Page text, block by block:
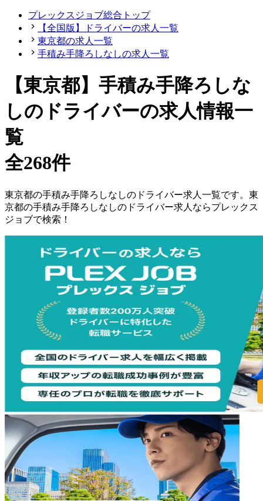
プレックスジョブ総合トップ
【全国版】ドライバーの求人一覧
東京都の求人一覧
手積み手降ろしなしの求人一覧
【東京都】手積み手降ろしな
しのドライバーの求人情報一
覧
全268件
東京都の手積み手降ろしなしの ドライバー求人一覧です。 東
京都の手積み手降ろしなしの ドライバー求人ならプレックス
ジョブで検索！